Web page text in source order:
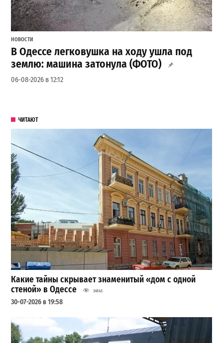
НОВОСТИ
В Одессе легковушка на ходу ушла под
землю: машина затонула (ФОТО)
06-08-2026 в 12:12
ЧИТАЮТ
Какие тайны скрывает знаменитый «дом с одной
стеной» в Одессе
34143
30-07-2026 в 19:58